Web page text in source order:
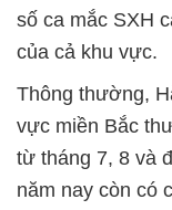
số ca mắc SXH
của cả khu vực.
Thông thường,
vực miền Bắc
từ tháng 7, 8 và
năm nay còn có